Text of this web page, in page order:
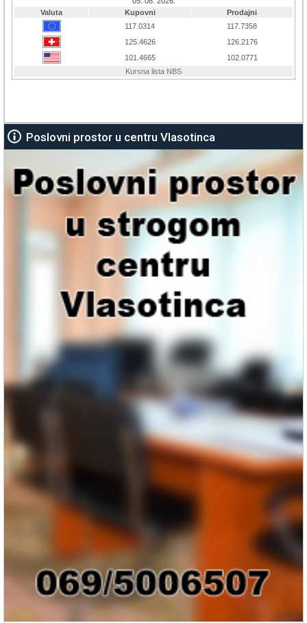
Poslovni prostor u centru Vlasotinca